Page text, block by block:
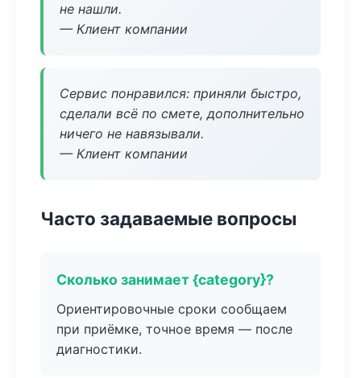
не нашли.
— Клиент компании
Сервис понравился: приняли быстро,
сделали всё по смете, дополнительно
ничего не навязывали.
— Клиент компании
Часто задаваемые вопросы
Сколько занимает {category}?
Ориентировочные сроки сообщаем
при приёмке, точное время — после
диагностики.